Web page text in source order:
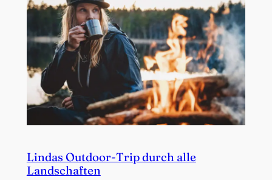
Lindas Outdoor-Trip durch alle
Landschaften